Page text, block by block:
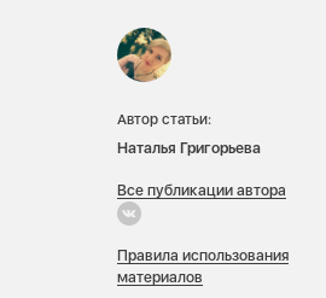
Автор статьи:
Наталья Григорьева
Все публикации автора
Правила использования
материалов